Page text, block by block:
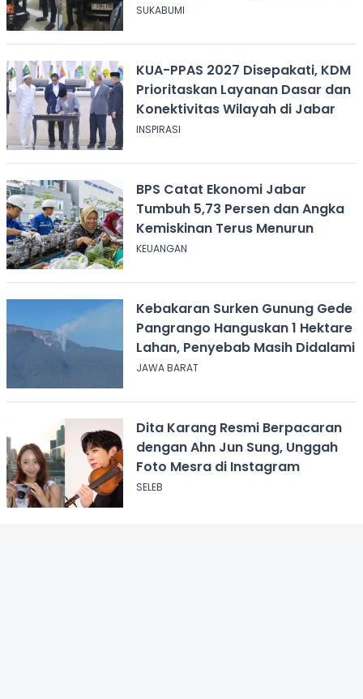
SUKABUMI
KUA-PPAS 2027 Disepakati, KDM
Prioritaskan Layanan Dasar dan
Konektivitas Wilayah di Jabar
INSPIRASI
BPS Catat Ekonomi Jabar
Tumbuh 5,73 Persen dan Angka
Kemiskinan Terus Menurun
KEUANGAN
Kebakaran Surken Gunung Gede
Pangrango Hanguskan 1 Hektare
Lahan, Penyebab Masih Didalami
JAWA BARAT
Dita Karang Resmi Berpacaran
dengan Ahn Jun Sung, Unggah
Foto Mesra di Instagram
SELEB